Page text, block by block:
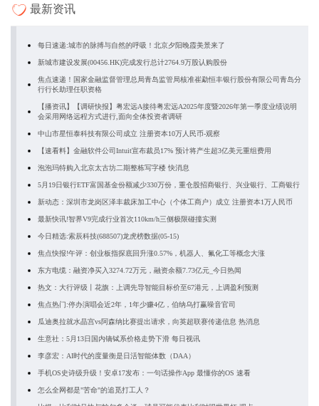
最新资讯
每日速递:城市的脉搏与自然的呼吸！北京夕阳晚霞美景来了
新城市建设发展(00456.HK)完成发行总计2764.9万股认购股份
焦点速递！国家金融监督管理总局青岛监管局核准崔勐恒丰银行股份有限公司青岛分
行行长助理任职资格
【播资讯】【调研快报】粤宏远A接待粤宏远A2025年度暨2026年第一季度业绩说明
会采用网络远程方式进行,面向全体投资者调研
中山市星恒泰科技有限公司成立 注册资本10万人民币-观察
【速看料】金融软件公司Intuit宣布裁员17% 预计将产生超3亿美元重组费用
泡泡玛特购入北京太古坊二期整栋写字楼 快消息
5月19日银行ETF富国基金份额减少330万份，重仓股招商银行、兴业银行、工商银行
新动态：深圳市龙岗区泽丰裁床加工中心（个体工商户）成立 注册资本1万人民币
最新快讯!智界V9完成行业首次110km/h三侧极限碰撞实测
今日精选:索辰科技(688507)龙虎榜数据(05-15)
焦点快报!午评：创业板指探底回升涨0.57%，机器人、氟化工等概念大涨
东方电缆：融资净买入3274.72万元，融资余额7.73亿元_今日热闻
热文：大行评级丨花旗：上调先导智能目标价至67港元，上调盈利预测
焦点热门:停办演唱会近2年，1年少赚4亿，伯纳乌打赢噪音官司
瓜迪奥拉就水晶宫vs阿森纳比赛提出请求，向英超联赛传递信息 热消息
生意社：5月13日国内镝铽系价格走势下滑 每日视讯
李彦宏：AI时代的度量衡是日活智能体数（DAA）
手机OS史诗级升级！安卓17发布：一句话操作App 最懂你的OS 速看
怎么全网都是"苦命"的追觅打工人？